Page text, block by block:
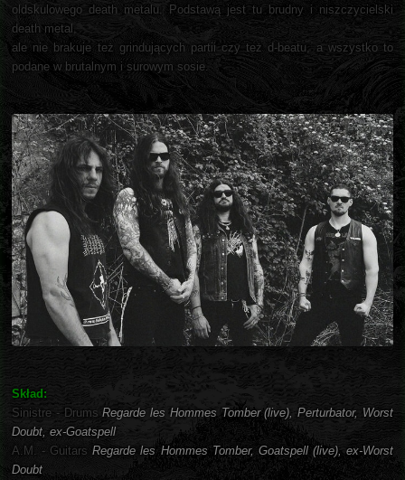
oldskulowego death metalu. Podstawą jest tu brudny i niszczycielski
death metal,
ale nie brakuje też grindujących partii czy też d-beatu, a wszystko to
podane w brutalnym i surowym sosie.
Skład:
Sinistre - DrumsRegarde les Hommes Tomber (live), Perturbator, Worst
Doubt, ex-Goatspell
A.M. - GuitarsRegarde les Hommes Tomber, Goatspell (live), ex-Worst
Doubt